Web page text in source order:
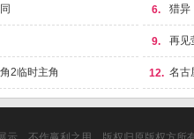
6. 猎异
9. 再见
2临时主角 12. 名古